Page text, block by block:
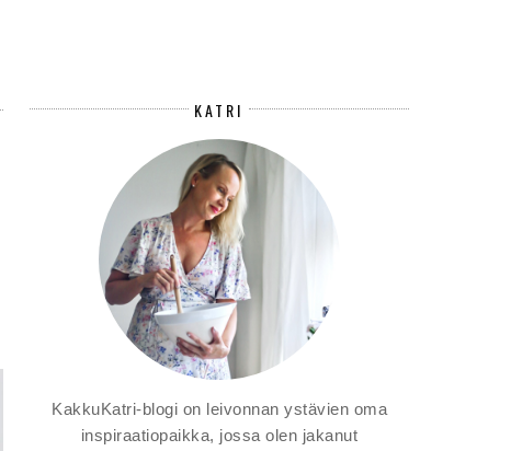
KATRI
KakkuKatri-blogi on leivonnan ystävien oma
inspiraatiopaikka, jossa olen jakanut